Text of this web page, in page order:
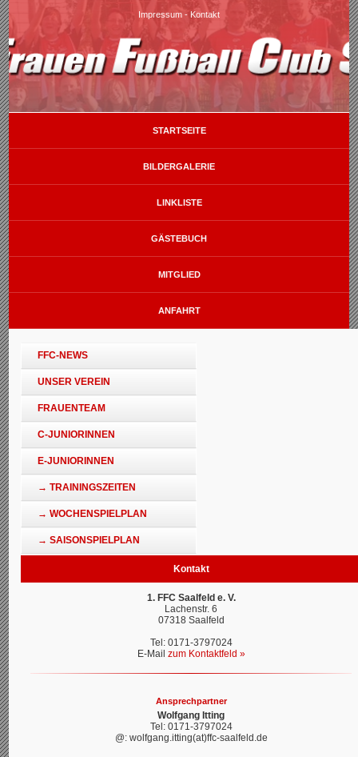
Impressum - Kontakt
STARTSEITE
BILDERGALERIE
LINKLISTE
GÄSTEBUCH
MITGLIED
ANFAHRT
FFC-NEWS
UNSER VEREIN
FRAUENTEAM
C-JUNIORINNEN
E-JUNIORINNEN
→ TRAININGSZEITEN
→ WOCHENSPIELPLAN
→ SAISONSPIELPLAN
Kontakt
1. FFC Saalfeld e. V.
Lachenstr. 6
07318 Saalfeld
Tel: 0171-3797024
E-Mail zum Kontaktfeld »
Ansprechpartner
Wolfgang Itting
Tel: 0171-3797024
@: wolfgang.itting(at)ffc-saalfeld.de